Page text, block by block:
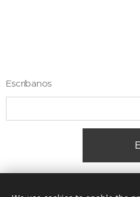
Escríbanos